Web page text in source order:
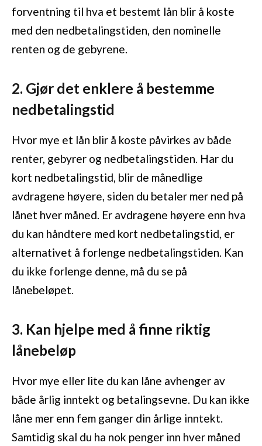
forventning til hva et bestemt lån blir å koste
med den nedbetalingstiden, den nominelle
renten og de gebyrene.
2. Gjør det enklere å bestemme
nedbetalingstid
Hvor mye et lån blir å koste påvirkes av både
renter, gebyrer og nedbetalingstiden. Har du
kort nedbetalingstid, blir de månedlige
avdragene høyere, siden du betaler mer ned på
lånet hver måned. Er avdragene høyere enn hva
du kan håndtere med kort nedbetalingstid, er
alternativet å forlenge nedbetalingstiden. Kan
du ikke forlenge denne, må du se på
lånebeløpet.
3. Kan hjelpe med å finne riktig
lånebeløp
Hvor mye eller lite du kan låne avhenger av
både årlig inntekt og betalingsevne. Du kan ikke
låne mer enn fem ganger din årlige inntekt.
Samtidig skal du ha nok penger inn hver måned